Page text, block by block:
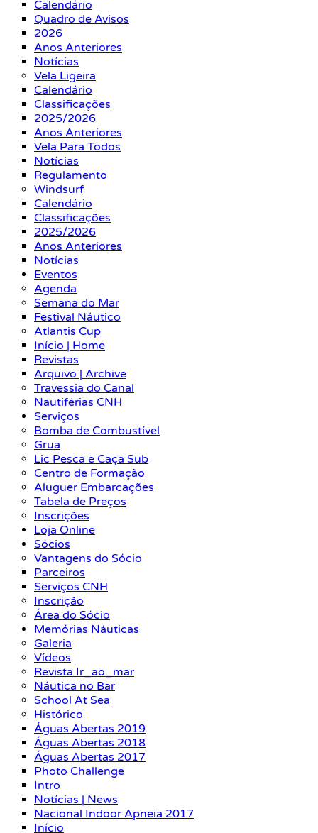
Calendário
Quadro de Avisos
2026
Anos Anteriores
Notícias
Vela Ligeira
Calendário
Classificações
2025/2026
Anos Anteriores
Vela Para Todos
Notícias
Regulamento
Windsurf
Calendário
Classificações
2025/2026
Anos Anteriores
Notícias
Eventos
Agenda
Semana do Mar
Festival Náutico
Atlantis Cup
Início | Home
Revistas
Arquivo | Archive
Travessia do Canal
Nautiférias CNH
Serviços
Bomba de Combustível
Grua
Lic Pesca e Caça Sub
Centro de Formação
Aluguer Embarcações
Tabela de Preços
Inscrições
Loja Online
Sócios
Vantagens do Sócio
Parceiros
Serviços CNH
Inscrição
Área do Sócio
Memórias Náuticas
Galeria
Vídeos
Revista Ir_ao_mar
Náutica no Bar
School At Sea
Histórico
Águas Abertas 2019
Águas Abertas 2018
Águas Abertas 2017
Photo Challenge
Intro
Notícias | News
Nacional Indoor Apneia 2017
Início